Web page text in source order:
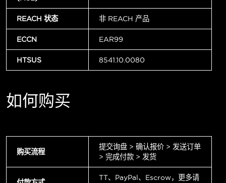
REACH 状态 非 REACH 产品
ECCN EAR99
HTSUS 8541.10.0080
如何购买
购买流程
提交询盘 > 确认报价 > 发送订单
> 完成付款 > 发货
TT、PayPal、Escrow，更多请